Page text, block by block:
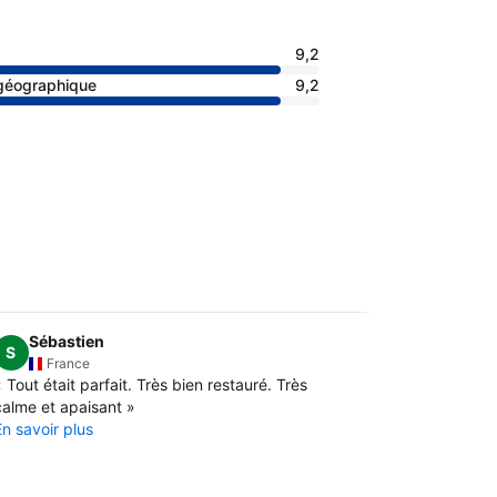
9,2
9,2
S
Sébastien
France
Tout était parfait. Très bien restauré. Très
et apaisant»
savoir plus